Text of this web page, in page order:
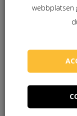
webbplatsen